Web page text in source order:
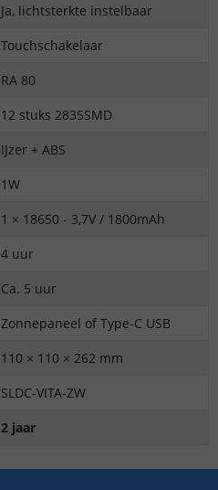
Ja, lichtsterkte instelbaar
Touchschakelaar
RA 80
12 stuks 2835SMD
IJzer + ABS
1W
1 × 18650 - 3,7V / 1800mAh
4 uur
Ca. 5 uur
Zonnepaneel of Type-C USB
110 × 110 × 262 mm
SLDC-VITA-ZW
2 jaar